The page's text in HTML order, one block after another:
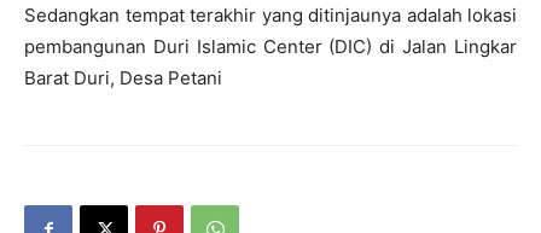
Sedangkan tempat terakhir yang ditinjaunya adalah lokasi
pembangunan Duri Islamic Center (DIC) di Jalan Lingkar
Barat Duri, Desa Petani